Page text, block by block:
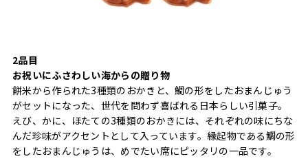
2品目
お祝いにふさわしい海からの贈り物
餅米から作られた3種類のおかきと、鯛の形をしたおまんじゅう
がセットになった、世代を問わず喜ばれる日本らしい引菓子。
えび、かに、ほたての3種類のおかきには、それぞれの味にちな
んだ珍味がアクセントとして入っています。縁起物である鯛の形
をしたおまんじゅうは、めでたい席にピッタリの一品です。